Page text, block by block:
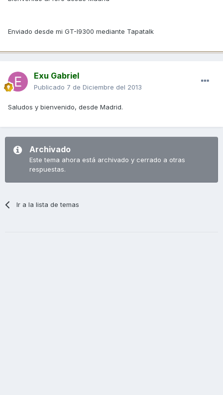
Enviado desde mi GT-I9300 mediante Tapatalk
Exu Gabriel
Publicado 7 de Diciembre del 2013
Saludos y bienvenido, desde Madrid.
Archivado
Este tema ahora está archivado y cerrado a otras
respuestas.
Ir a la lista de temas